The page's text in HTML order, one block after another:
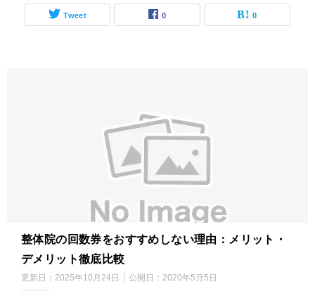
Tweet 0 0
整体院の回数券をおすすめしない理由：メリット・
デメリット徹底比較
更新日： 2025年10月24日 公開日： 2020年5月5日